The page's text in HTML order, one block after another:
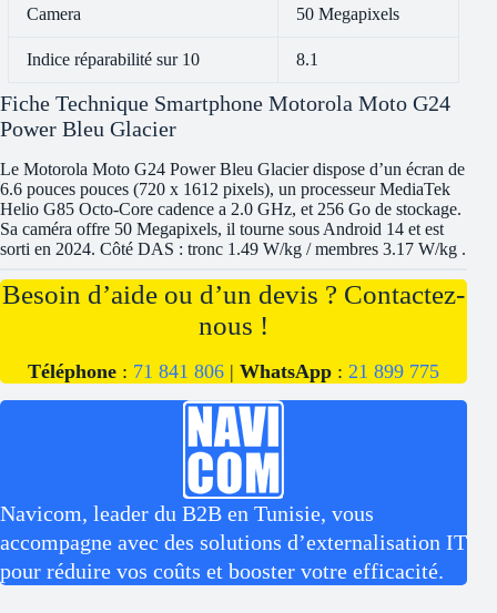
Camera 50 Megapixels
Indice réparabilité sur 10 8.1
Fiche Technique Smartphone Motorola Moto G24
Power Bleu Glacier
Le Motorola Moto G24 Power Bleu Glacier dispose d’un écran de
6.6 pouces pouces (720 x 1612 pixels), un processeur MediaTek
Helio G85 Octo-Core cadence a 2.0 GHz, et 256 Go de stockage.
Sa caméra offre 50 Megapixels, il tourne sous Android 14 et est
sorti en 2024. Côté DAS : tronc 1.49 W/kg / membres 3.17 W/kg .
Besoin d’aide ou d’un devis ? Contactez-
nous !
Téléphone : 71 841 806 |WhatsApp :21 899 775
Navicom, leader du B2B en Tunisie, vous
accompagne avec des solutions d’externalisation IT
pour réduire vos coûts et booster votre efficacité.